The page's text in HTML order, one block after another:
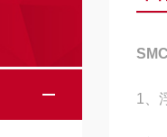
1、